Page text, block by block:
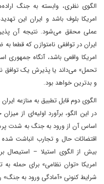
الگوی نظری، وابسته به جنگ
امریکا بلوف باشد و ایران این
عملی محقق می‌شود. نتیجه آن
ایران در توافقی نامتوازن که قطعا
امریکا واقعی باشد، آنگاه جمهوری
تحمل» می‌داند یا پذیرش یک توافق
و بدترین خواهد بود.
الگوی دوم قابل تطبیق به منازعه
در این الگو، برآورد اولیه‌ای از
اساس آن از ورود به جنگ به شدت
اقتضائات حال و تجارب انباشت
بیش از الگوی استیلا – استیصال
امریکا «توان نظامی» برای حمله
شرایط کنونی «آمادگی ورود به جنگ»